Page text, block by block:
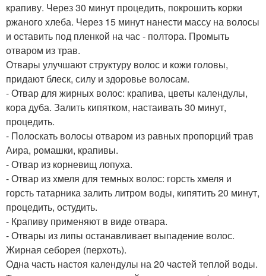
крапиву. Через 30 минут процедить, покрошить корки
ржаного хлеба. Через 15 минут нанести массу на волосы
и оставить под пленкой на час - полтора. Промыть
отваром из трав.
Отвары улучшают структуру волос и кожи головы,
придают блеск, силу и здоровье волосам.
- Отвар для жирных волос: крапива, цветы календулы,
кора дуба. Залить кипятком, настаивать 30 минут,
процедить.
- Полоскать волосы отваром из равных пропорций трав
Аира, ромашки, крапивы.
- Отвар из корневищ лопуха.
- Отвар из хмеля для темных волос: горсть хмеля и
горсть татарника залить литром воды, кипятить 20 минут,
процедить, остудить.
- Крапиву применяют в виде отвара.
- Отвары из липы останавливает выпадение волос.
Жирная себорея (перхоть).
Одна часть настоя календулы на 20 частей теплой воды.